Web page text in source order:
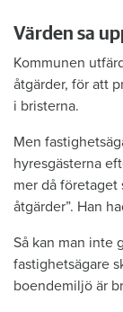
Värden sa
Kommunen
åtgärder, för att
i bristerna.
Men
hyresgästerna
mer då företaget
åtgärder”. Han
Så kan man inte
fastighetsägare
boendemiljö är